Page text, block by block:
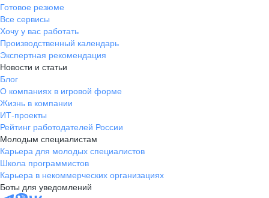
Готовое резюме
Все сервисы
Хочу у вас работать
Производственный календарь
Экспертная рекомендация
Новости и статьи
Блог
О компаниях в игровой форме
Жизнь в компании
ИТ-проекты
Рейтинг работодателей России
Молодым специалистам
Карьера для молодых специалистов
Школа программистов
Карьера в некоммерческих организациях
Боты для уведомлений